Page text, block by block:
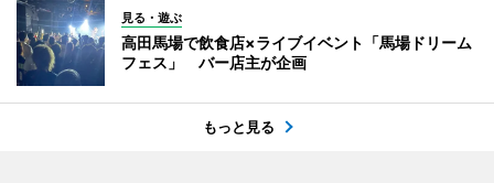
見る・遊ぶ
高田馬場で飲食店×ライブイベント「馬場ドリーム
フェス」 バー店主が企画
もっと見る